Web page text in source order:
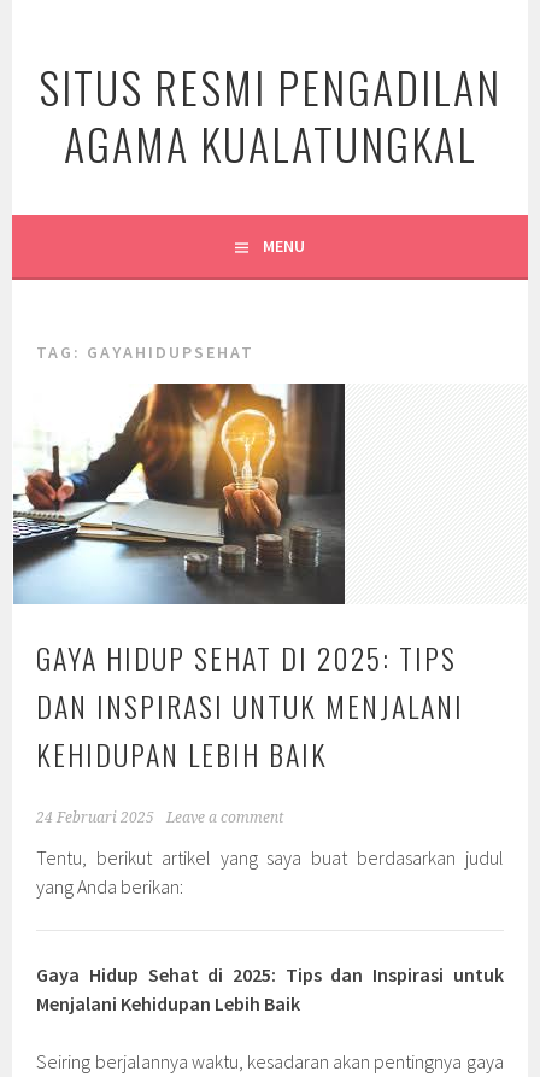
content
SITUS RESMI PENGADILAN
AGAMA KUALATUNGKAL
MENU
TAG: GAYAHIDUPSEHAT
GAYA HIDUP SEHAT DI 2025: TIPS
DAN INSPIRASI UNTUK MENJALANI
KEHIDUPAN LEBIH BAIK
24 Februari 2025 Leave a comment
Tentu, berikut artikel yang saya buat berdasarkan judul
yang Anda berikan:
Gaya Hidup Sehat di 2025: Tips dan Inspirasi untuk
Menjalani Kehidupan Lebih Baik
Seiring berjalannya waktu, kesadaran akan pentingnya gaya